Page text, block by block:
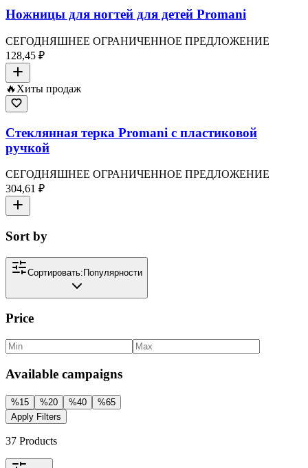
Ножницы для ногтей для детей Promani
СЕГОДНЯШНЕЕ ОГРАНИЧЕННОЕ ПРЕДЛОЖЕНИЕ
128,45 ₽
🔥 Хиты продаж
Стеклянная терка Promani с пластиковой
ручкой
СЕГОДНЯШНЕЕ ОГРАНИЧЕННОЕ ПРЕДЛОЖЕНИЕ
304,61 ₽
Sort by
Сортировать: Популярности
Price
Available campaigns
%15 %20 %40 %65
Apply Filters
37 Products